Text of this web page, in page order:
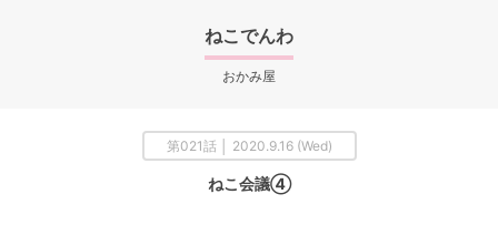
ねこでんわ
おかみ屋
第021話 │ 2020.9.16 (Wed)
ねこ会議④